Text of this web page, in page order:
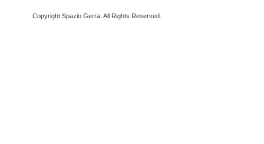
Copyright Spazio Gerra. All Rights Reserved.